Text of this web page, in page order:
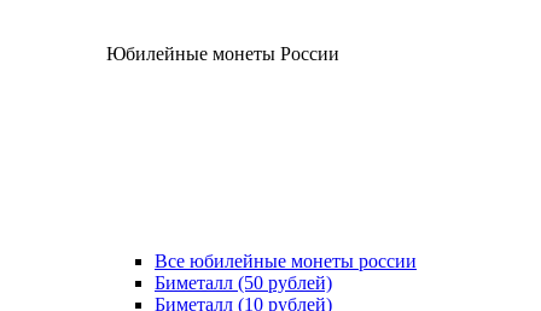
Юбилейные монеты России
Все юбилейные монеты россии
Биметалл (50 рублей)
Биметалл (10 рублей)